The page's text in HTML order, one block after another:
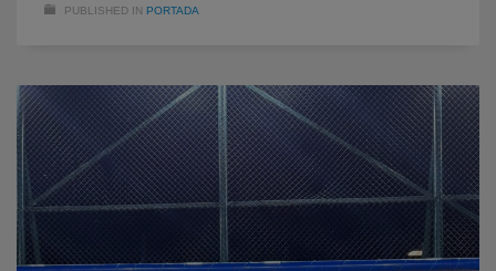
PUBLISHED IN PORTADA